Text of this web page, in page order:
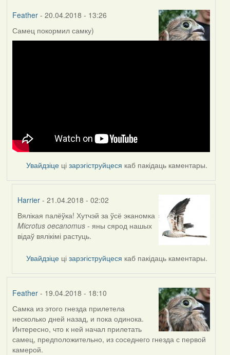
Feather- 20.04.2018 - 13:26
Самец покормил самку)
Увайдзіце цізарэгіструйцеся каб пакідаць каментары.
Harrier - 21.04.2018 - 02:02
In
reply
to
Feather
Вялікая палёўка! Хутчэй за ўсё эканомка
Microtus oecanomus - яны сярод нашых
відаў вялікімі растуць.
Увайдзіце цізарэгіструйцеся каб пакідаць каментары.
Feather- 19.04.2018 - 18:10
Самка из этого гнезда прилетела
несколько дней назад, и пока одинока.
Интересно, что к ней начал прилетать
самец, предположительно, из соседнего гнезда с первой
камерой.